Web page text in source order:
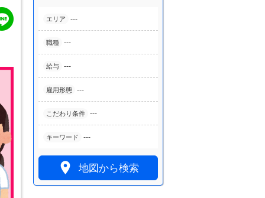
エリア ---
職種 ---
給与 ---
雇用形態 ---
こだわり条件 ---
キーワード ---
 地図から検索